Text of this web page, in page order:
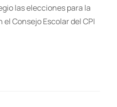
las elecciones para la
Consejo Escolar del CPI